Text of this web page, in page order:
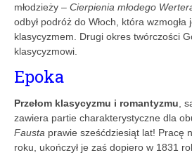
młodzieży – Cierpienia młodego
odbył podróż do Włoch, która
klasycyzmem. Drugi okres twórczości
klasycyzmowi.
Epoka
Przełom klasycyzmu i romantyzmu ,
zawiera partie charakterystyczne dla
Fausta prawie sześćdziesiąt lat! Pracę
roku, ukończył je zaś dopiero w 1831